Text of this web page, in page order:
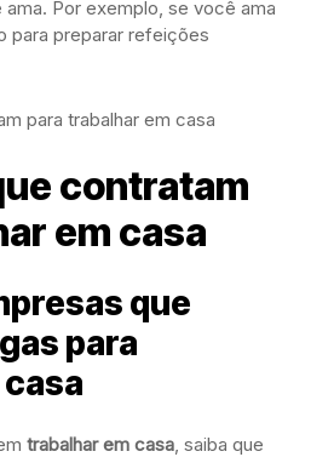
Por exemplo, se você ama
para preparar refeições
contratam
em casa
que
para
trabalhar em casa, saiba que